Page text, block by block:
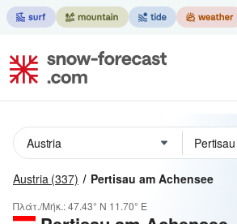
Austria (337) Pertisau am Achensee
Πλάτ./Μήκ.:47.43° N 11.70° E